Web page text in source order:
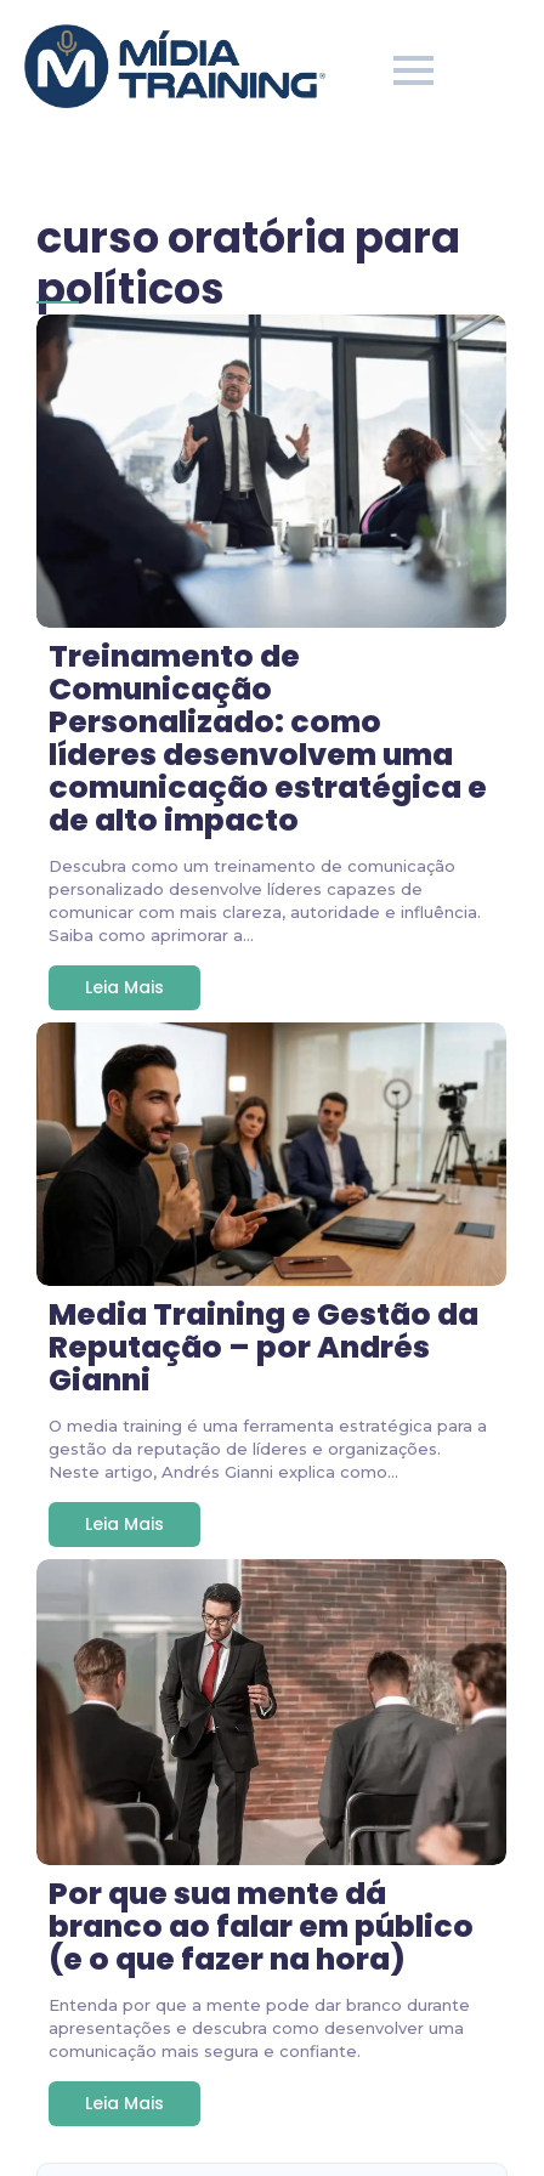
curso oratória para
políticos
Treinamento de
Comunicação
Personalizado: como
líderes desenvolvem uma
comunicação estratégica e
de alto impacto
Descubra como um treinamento de comunicação
personalizado desenvolve líderes capazes de
comunicar com mais clareza, autoridade e influência.
Saiba como aprimorar a...
Leia Mais
Media Training e Gestão da
Reputação – por Andrés
Gianni
O media training é uma ferramenta estratégica para a
gestão da reputação de líderes e organizações.
Neste artigo, Andrés Gianni explica como...
Leia Mais
Por que sua mente dá
branco ao falar em público
(e o que fazer na hora)
Entenda por que a mente pode dar branco durante
apresentações e descubra como desenvolver uma
comunicação mais segura e confiante.
Leia Mais